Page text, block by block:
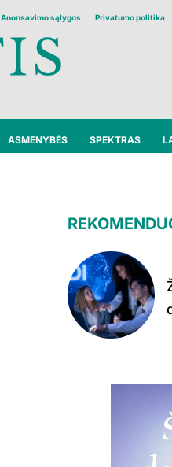
Anonsavimo sąlygos Privatumo politika
ASMENYBĖS SPEKTRAS